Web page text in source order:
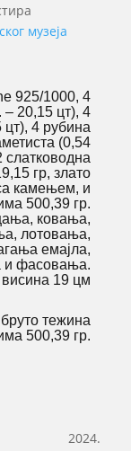
музеја
925/1000, 4
– 20,15 цт), 4
цт), 4 рубина
(0,54
слатководна
гр, злато
камењем, и
500,39 гр.
ковања,
лотовања,
емајла,
и фасовања.
19 цм
тежина
500,39 гр.
2024.